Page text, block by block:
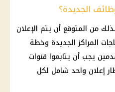
الجديدة؟
من المتوقع أن يتم الإعلان
المراكز الجديدة وخطة
يجب أن يتابعوا قنوات
إعلان واحد شامل لكل